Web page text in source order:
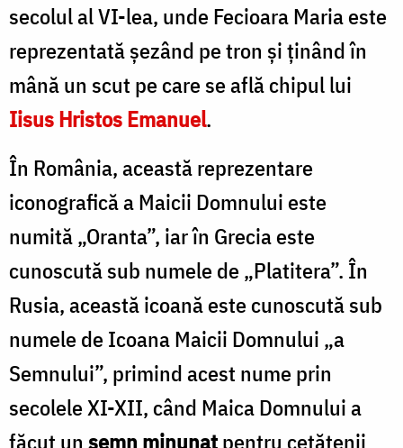
secolul al VI-lea, unde Fecioara Maria este
reprezentată șezând pe tron și ținând în
mână un scut pe care se află chipul lui
Iisus Hristos Emanuel.
În România, această reprezentare
iconografică a Maicii Domnului este
numită „Oranta”, iar în Grecia este
cunoscută sub numele de „Platitera”. În
Rusia, această icoană este cunoscută sub
numele de Icoana Maicii Domnului „a
Semnului”, primind acest nume prin
secolele XI-XII, când Maica Domnului a
făcut un semn minunatpentru cetățenii